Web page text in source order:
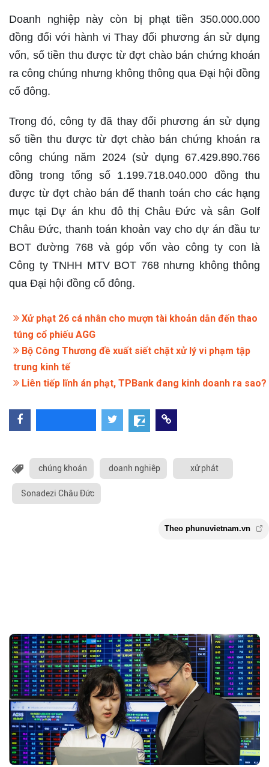
Doanh nghiệp này còn bị phạt tiền 350.000.000
đồng đối với hành vi Thay đổi phương án sử dụng
vốn, số tiền thu được từ đợt chào bán chứng khoán
ra công chúng nhưng không thông qua Đại hội đồng
cổ đông.
Trong đó, công ty đã thay đổi phương án sử dụng
số tiền thu được từ đợt chào bán chứng khoán ra
công chúng năm 2024 (sử dụng 67.429.890.766
đồng trong tổng số 1.199.718.040.000 đồng thu
được từ đợt chào bán để thanh toán cho các hạng
mục tại Dự án khu đô thị Châu Đức và sân Golf
Châu Đức, thanh toán khoản vay cho dự án đầu tư
BOT đường 768 và góp vốn vào công ty con là
Công ty TNHH MTV BOT 768 nhưng không thông
qua Đại hội đồng cổ đông.
Xử phạt 26 cá nhân cho mượn tài khoản dẫn đến thao
túng cổ phiếu AGG
Bộ Công Thương đề xuất siết chặt xử lý vi phạm tập
trung kinh tế
Liên tiếp lĩnh án phạt, TPBank đang kinh doanh ra sao?
chúng khoán doanh nghiêp xử phát
Sonadezi Châu Đức